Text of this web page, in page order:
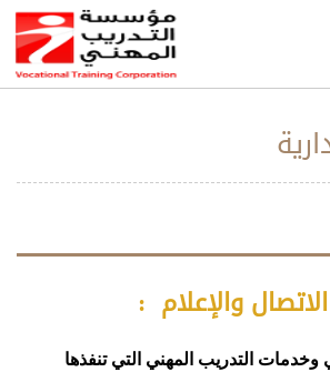
والإعلام :
التدريب المهني التي تنفذها